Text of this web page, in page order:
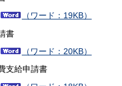
（ワード：19KB）
書
（ワード：20KB）
支給申請書